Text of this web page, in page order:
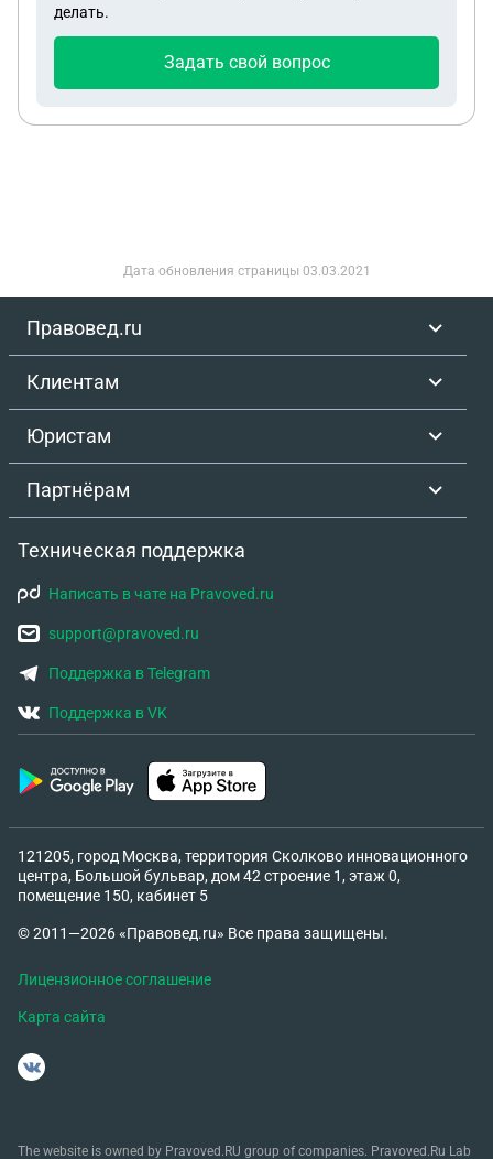
делать.
Задать свой вопрос
Дата обновления страницы 03.03.2021
Правовед.ru
Клиентам
Юристам
Партнёрам
Техническая поддержка
Написать в чате на Pravoved.ru
support@pravoved.ru
Поддержка в Telegram
Поддержка в VK
121205, город Москва, территория Сколково инновационного
центра, Большой бульвар, дом 42 строение 1, этаж 0,
помещение 150, кабинет 5
© 2011—2026 «Правовед.ru» Все права защищены.
Лицензионное соглашение
Карта сайта
The website is owned by Pravoved.RU group of companies. Pravoved.Ru Lab